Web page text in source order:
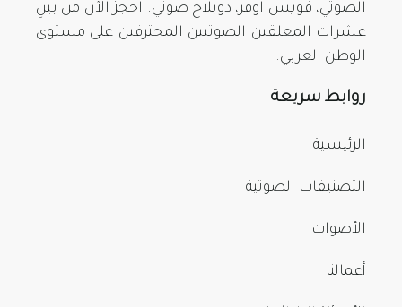
الصوتي، فويس اوفر، دوبلاج صوتي. احجز الآن من بينِ
عشرات المعلقين الصوتيين المحترفين على مستوى
الوطن العربي.
روابط سريعة
الرئيسية
التصنيفات الصوتية
الأصوات
أعمالنا